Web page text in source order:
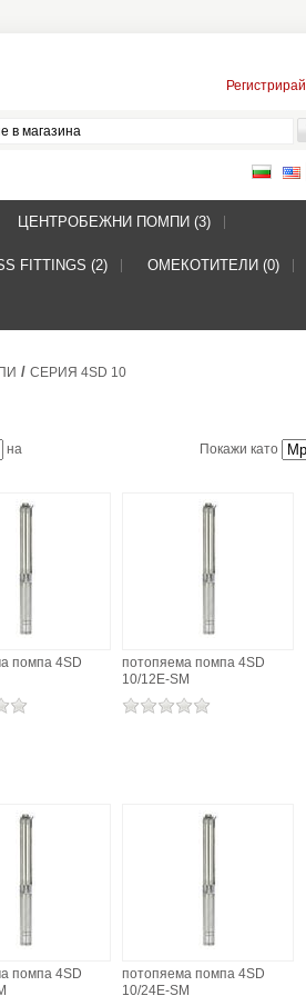
Регистрирай
ЦЕНТРОБЕЖНИ ПОМПИ (3)
FITTINGS (2) ОМЕКОТИТЕЛИ (0)
/ СЕРИЯ 4SD 10
Покажи като
на
помпа 4SD
потопяема помпа 4SD
10/12E-SM
помпа 4SD
потопяема помпа 4SD
10/24E-SM